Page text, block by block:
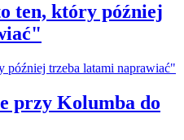
ten, który później
przy Kolumba do